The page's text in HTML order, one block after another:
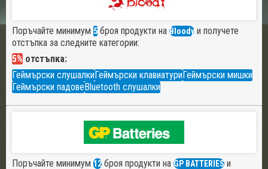
Поръчайте минимум 5 броя продукти на Bloody и получете
отстъпка за следните категории:
5% отстъпка:
Геймърски слушалкиГеймърски клавиатуриГеймърски мишки
Геймърски падовеBluetooth слушалки
Поръчайте минимум 12 броя продукти на GP BATTERIES и